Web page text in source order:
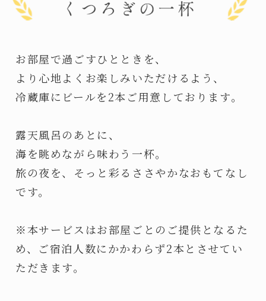
お部屋で過ごすひとときを、
より心地よくお楽しみいただけるよう、
冷蔵庫にビールを2本ご用意しております。
露天風呂のあとに、
海を眺めながら味わう一杯。
旅の夜を、そっと彩るささやかなおもてなし
です。
※本サービスはお部屋ごとのご提供となるた
め、ご宿泊人数にかかわらず2本とさせてい
ただきます。